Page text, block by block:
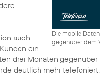
Die mobile
gegenüber dem
auch
ein.
drei Monaten
deutlich mehr